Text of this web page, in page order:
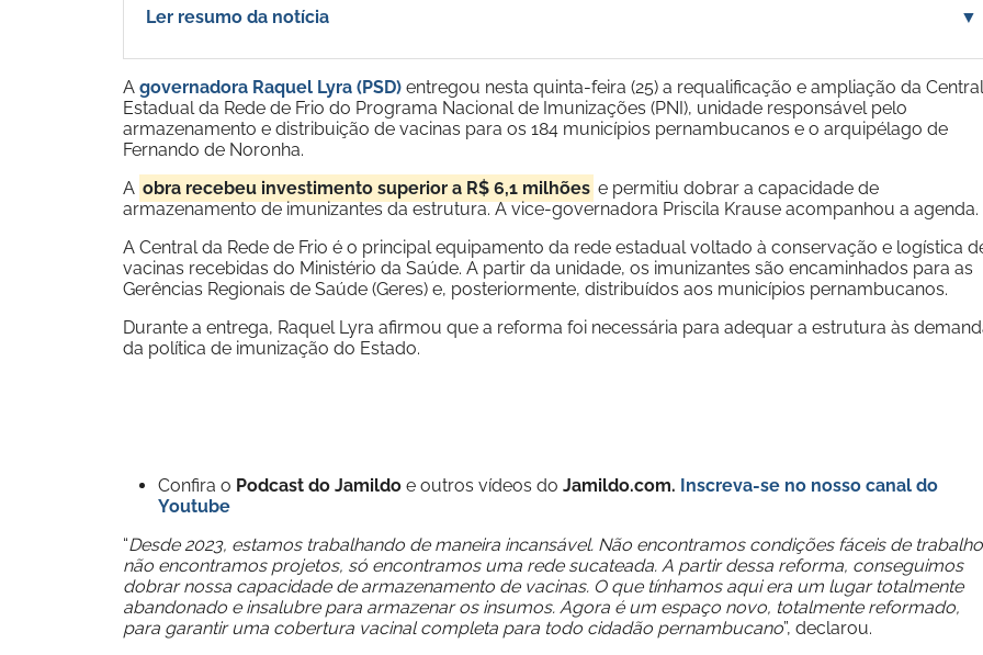
Ler resumo da notícia ▼
A governadora Raquel Lyra (PSD) entregou nesta quinta-feira (25) a requalificação e ampliação da Central
Estadual da Rede de Frio do Programa Nacional de Imunizações (PNI), unidade responsável pelo
armazenamento e distribuição de vacinas para os 184 municípios pernambucanos e o arquipélago de
Fernando de Noronha.
A obra recebeu investimento superior a R$ 6,1 milhões e permitiu dobrar a capacidade de
armazenamento de imunizantes da estrutura. A vice-governadora Priscila Krause acompanhou a agenda.
A Central da Rede de Frio é o principal equipamento da rede estadual voltado à conservação e logística
vacinas recebidas do Ministério da Saúde. A partir da unidade, os imunizantes são encaminhados para as
Gerências Regionais de Saúde (Geres) e, posteriormente, distribuídos aos municípios pernambucanos.
Durante a entrega, Raquel Lyra afirmou que a reforma foi necessária para adequar a estrutura às
da política de imunização do Estado.
Confira o Podcast do Jamildo e outros vídeos do Jamildo.com. Inscreva-se no nosso canal do
Youtube
“Desde 2023, estamos trabalhando de maneira incansável. Não encontramos condições fáceis de
não encontramos projetos, só encontramos uma rede sucateada. A partir dessa reforma, conseguimos
dobrar nossa capacidade de armazenamento de vacinas. O que tínhamos aqui era um lugar totalmente
abandonado e insalubre para armazenar os insumos. Agora é um espaço novo, totalmente reformado,
para garantir uma cobertura vacinal completa para todo cidadão pernambucano”, declarou.